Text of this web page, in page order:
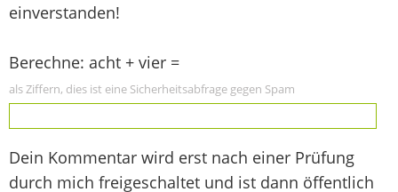
einverstanden!
Berechne: acht + vier =
als Ziffern, dies ist eine Sicherheitsabfrage gegen Spam
Dein Kommentar wird erst nach einer Prüfung
durch mich freigeschaltet und ist dann öffentlich